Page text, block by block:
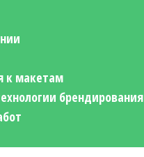
к макетам
брендирования